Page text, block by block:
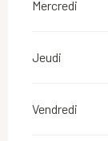
Mercredi
Jeudi
Vendredi